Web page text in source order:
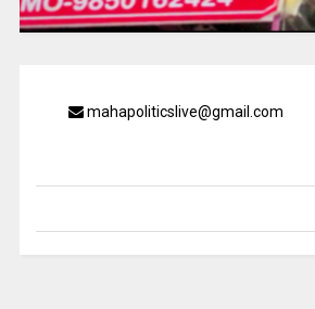
mahapoliticslive@gmail.com